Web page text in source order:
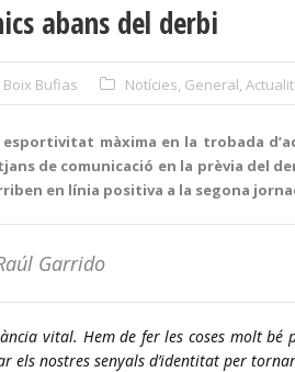
abans del derbi
Boix Bufias Notícies General
màxima en la trobada
de comunicació en la prèvia del
en línia positiva a la segona
Garrido
vital. Hem de fer les coses molt
els nostres senyals d’identitat per